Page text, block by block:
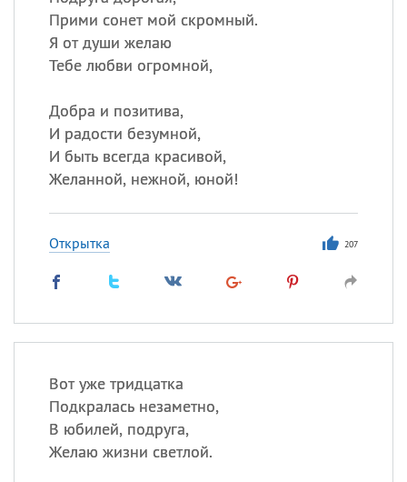
Прими сонет мой скромный.
Я от души желаю
Тебе любви огромной,
Добра и позитива,
И радости безумной,
И быть всегда красивой,
Желанной, нежной, юной!
Открытка 207
Вот уже тридцатка
Подкралась незаметно,
В юбилей, подруга,
Желаю жизни светлой.